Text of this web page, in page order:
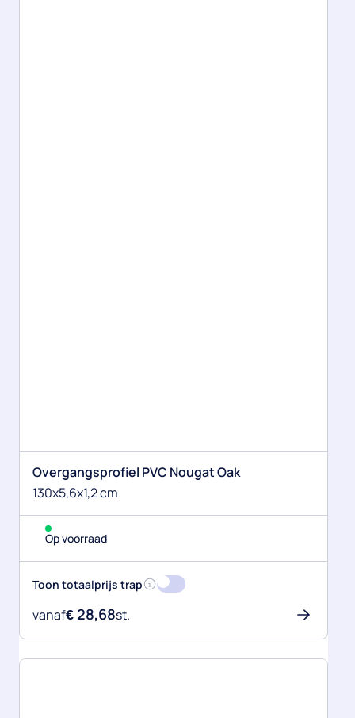
Overgangsprofiel PVC Nougat Oak
130x5,6x1,2 cm
Op voorraad
Toon totaalprijs trap Meer informatie over de totaalprijs
vanaf€ 28,68st. Lees